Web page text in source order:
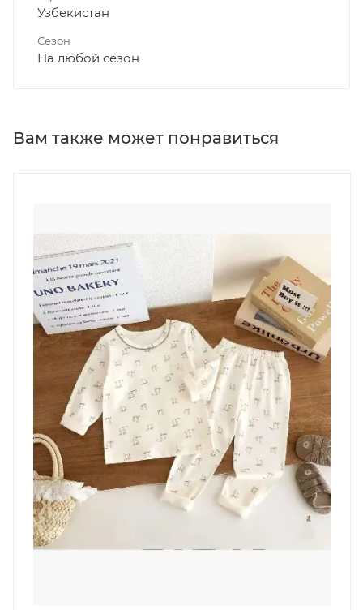
Узбекистан
Сезон
На любой сезон
Вам также может понравиться